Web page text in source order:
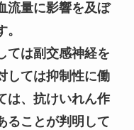
流量に影響を及ぼ
ては副交感神経を
しては抑制性に働
は、抗けいれん作
ることが判明して